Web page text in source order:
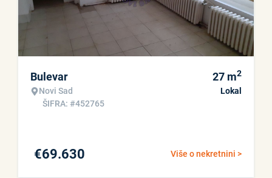
Bulevar
Novi Sad
ŠIFRA: #452765
27 m2
Lokal
Više o nekretnini >
€69.630